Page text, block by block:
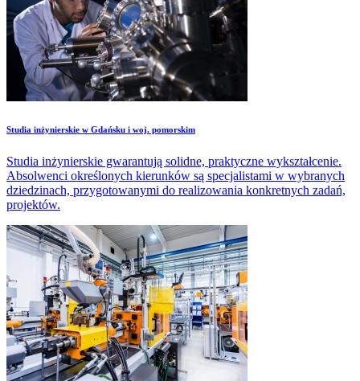
Studia inżynierskie w Gdańsku i woj. pomorskim
Studia inżynierskie gwarantują solidne, praktyczne wykształcenie.
Absolwenci określonych kierunków są specjalistami w wybranych
dziedzinach, przygotowanymi do realizowania konkretnych zadań,
projektów.